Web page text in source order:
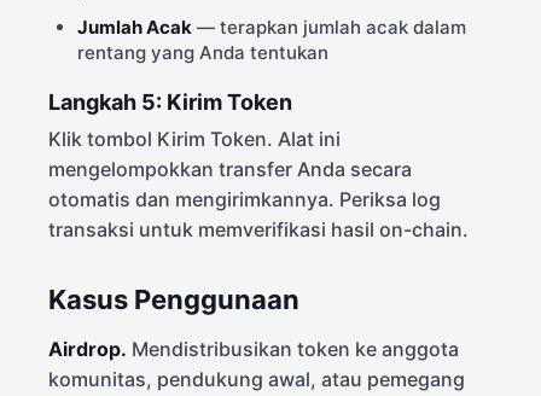
Jumlah Acak — terapkan jumlah acak dalam
rentang yang Anda tentukan
Langkah 5: Kirim Token
Klik tombol Kirim Token. Alat ini
mengelompokkan transfer Anda secara
otomatis dan mengirimkannya. Periksa log
transaksi untuk memverifikasi hasil on-chain.
Kasus Penggunaan
Airdrop. Mendistribusikan token ke anggota
komunitas, pendukung awal, atau pemegang